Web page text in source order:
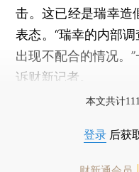
击。这已经是瑞幸造
表态。“瑞幸的内部
出现不配合的情况。
诉财新记者。
本文共计
登录 后获